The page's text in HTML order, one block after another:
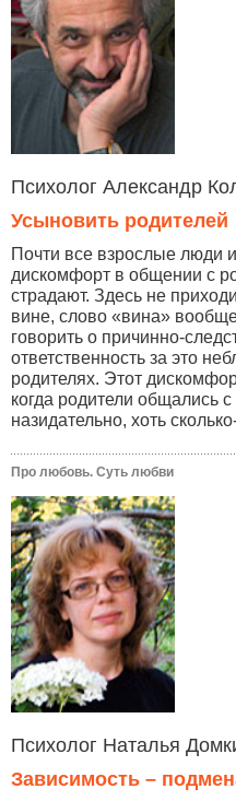
Психолог Александр
Усыновить родителей
Почти все взрослые люди
дискомфорт в общении с
страдают. Здесь не
вине, слово «вина»
говорить о причинно-
ответственность за это
родителях. Этот
когда родители общались
назидательно, хоть
Про любовь. Суть любви
Психолог Наталья
Зависимость –